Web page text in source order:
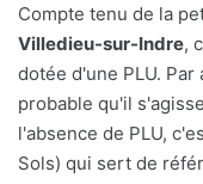
Compte tenu de la
Villedieu-sur-Indre,
dotée d'une PLU.
probable qu'il
l'absence de PLU,
Sols) qui sert de